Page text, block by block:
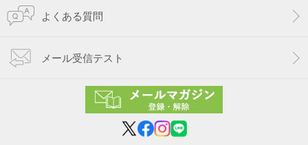
よくある質問
メール受信テスト